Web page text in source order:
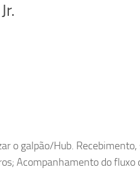
o galpão/Hub.
Acompanhamento do